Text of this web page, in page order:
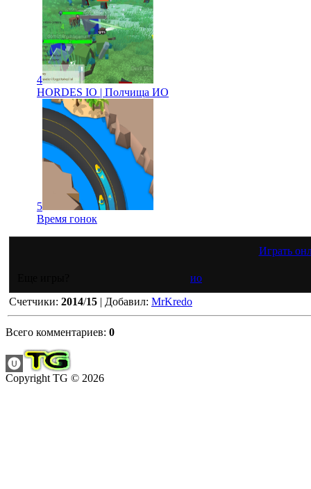
4
HORDES IO | Полчища ИО
5
Время гонок
Играть
ио
Счетчики: 2014/15 | Добавил: MrKredo
Всего комментариев: 0
Copyright TG © 2026